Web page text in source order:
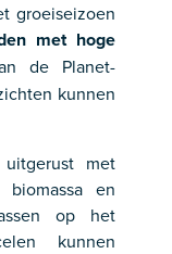
groeiseizoen
met hoge
de Planet-
kunnen
met
biomassa en
op het
kunnen